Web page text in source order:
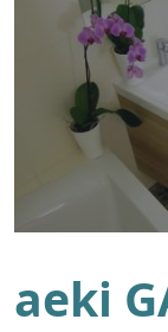
aeki